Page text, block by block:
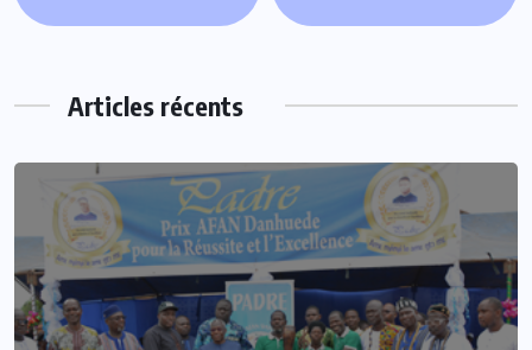
Articles récents